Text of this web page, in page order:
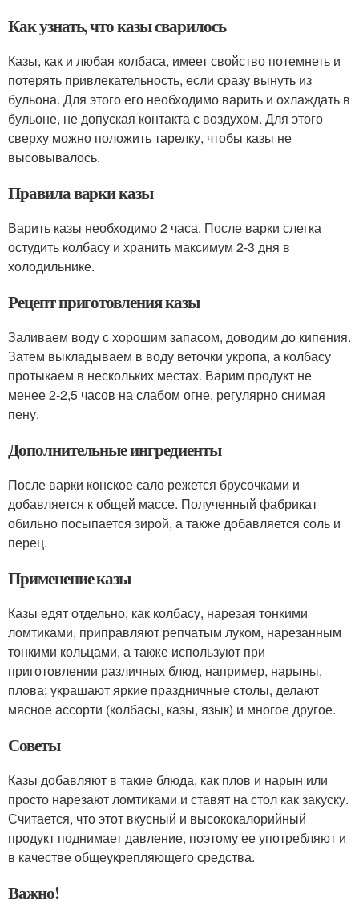
Как узнать, что казы сварилось
Казы, как и любая колбаса, имеет свойство потемнеть и
потерять привлекательность, если сразу вынуть из
бульона. Для этого его необходимо варить и охлаждать в
бульоне, не допуская контакта с воздухом. Для этого
сверху можно положить тарелку, чтобы казы не
высовывалось.
Правила варки казы
Варить казы необходимо 2 часа. После варки слегка
остудить колбасу и хранить максимум 2-3 дня в
холодильнике.
Рецепт приготовления казы
Заливаем воду с хорошим запасом, доводим до кипения.
Затем выкладываем в воду веточки укропа, а колбасу
протыкаем в нескольких местах. Варим продукт не
менее 2-2,5 часов на слабом огне, регулярно снимая
пену.
Дополнительные ингредиенты
После варки конское сало режется брусочками и
добавляется к общей массе. Полученный фабрикат
обильно посыпается зирой, а также добавляется соль и
перец.
Применение казы
Казы едят отдельно, как колбасу, нарезая тонкими
ломтиками, приправляют репчатым луком, нарезанным
тонкими кольцами, а также используют при
приготовлении различных блюд, например, нарыны,
плова; украшают яркие праздничные столы, делают
мясное ассорти (колбасы, казы, язык) и многое другое.
Советы
Казы добавляют в такие блюда, как плов и нарын или
просто нарезают ломтиками и ставят на стол как закуску.
Считается, что этот вкусный и высококалорийный
продукт поднимает давление, поэтому ее употребляют и
в качестве общеукрепляющего средства.
Важно!